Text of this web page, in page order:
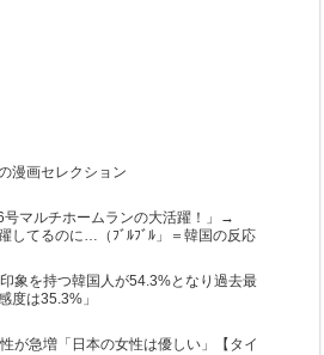
漫画セレクション
マルチホームランの大活躍！」→
してるのに…（ﾌﾞﾙﾌﾞﾙ」＝韓国の反応
象を持つ韓国人が54.3%となり過去最
度は35.3%」
が急増「日本の女性は優しい」【タイ